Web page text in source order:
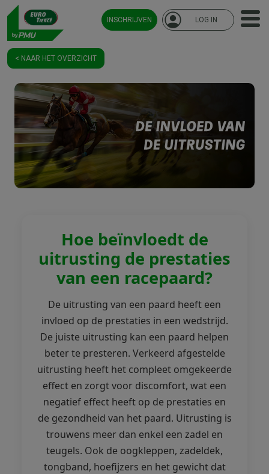
INSCHRIJVEN LOG IN
< NAAR HET OVERZICHT
Hoe beïnvloedt de
uitrusting de prestaties
van een racepaard?
De uitrusting van een paard heeft een
invloed op de prestaties in een wedstrijd.
De juiste uitrusting kan een paard helpen
beter te presteren. Verkeerd afgestelde
uitrusting heeft het compleet omgekeerde
effect en zorgt voor discomfort, wat een
negatief effect heeft op de prestaties en
de gezondheid van het paard. Uitrusting is
trouwens meer dan enkel een zadel en
teugels. Ook de oogkleppen, zadeldek,
tongband, hoefijzers en het gewicht dat